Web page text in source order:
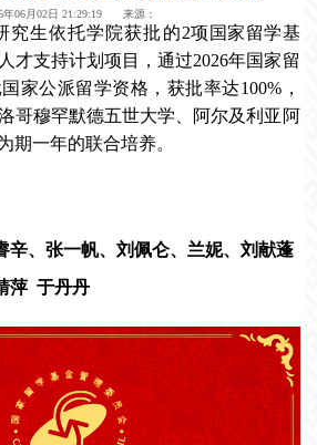
年06月02日 21:29:19 来源：
究生依托学院获批的2项国家留学基
才支持计划项目，通过2026年国家留
家公派留学资格，获批率达100%，
哥穆罕默德五世大学、阿尔及利亚阿
期一年的联合培养。
辛、张一帆、刘佩仑、兰妮、刘献蓬
萍 于丹丹